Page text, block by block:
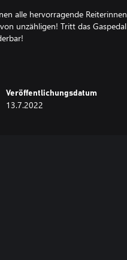
alle hervorragende Reiterinnen
unzähligen! Tritt das Gaspedal
Veröffentlichungsdatum
13.7.2022